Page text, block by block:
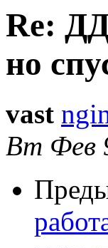
Re:
но
vast
Вт Фев